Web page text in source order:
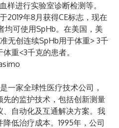
样进行实验室诊断检测等。
2019年8月获得CE标志，现在
均可使用SpHb。在美国，美
无创连续SpHb用于体重> 3千
重<3千克的患者。
一家全球性医疗技术公司，
的监护技术，包括创新测量
自动化及互通解决方案。我
低治疗成本。1995年，公司